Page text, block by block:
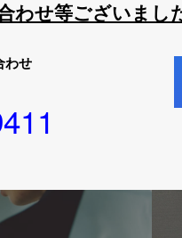
わせ等ございまし
わせ